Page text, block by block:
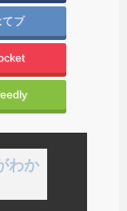
てブ
わか